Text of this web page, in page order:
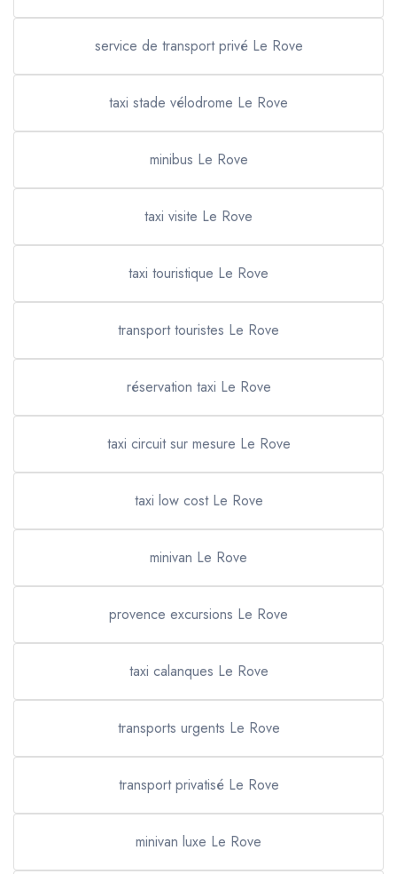
service de transport privé Le Rove
taxi stade vélodrome Le Rove
minibus Le Rove
taxi visite Le Rove
taxi touristique Le Rove
transport touristes Le Rove
réservation taxi Le Rove
taxi circuit sur mesure Le Rove
taxi low cost Le Rove
minivan Le Rove
provence excursions Le Rove
taxi calanques Le Rove
transports urgents Le Rove
transport privatisé Le Rove
minivan luxe Le Rove